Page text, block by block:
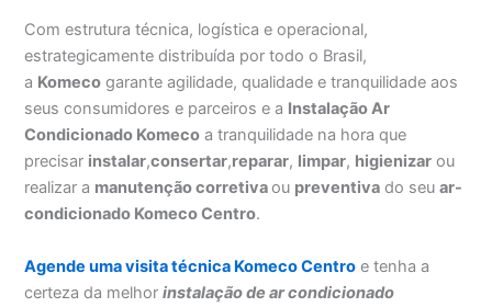
Com estrutura técnica, logística e operacional,
estrategicamente distribuída por todo o Brasil,
a Komeco garante agilidade, qualidade e tranquilidade aos
seus consumidores e parceiros e a Instalação Ar
Condicionado Komeco a tranquilidade na hora que
precisar instalar,consertar,reparar, limpar, higienizar ou
realizar a manutenção corretivaou preventiva do seuar-
condicionado Komeco Centro.
Agende uma visita técnica Komeco Centro e tenha a
certeza da melhorinstalaçãode ar condicionado